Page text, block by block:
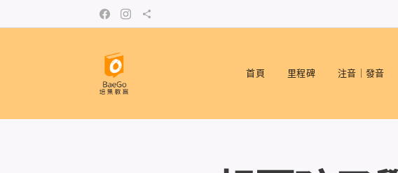
首頁 里程碑 注音｜發音